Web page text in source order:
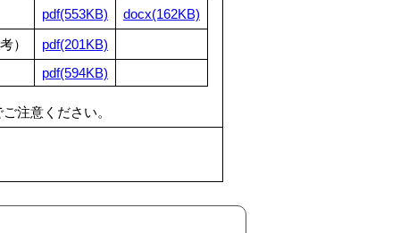
pdf(553KB)
docx(162KB)
）
pdf(201KB)
pdf(594KB)
注意ください。